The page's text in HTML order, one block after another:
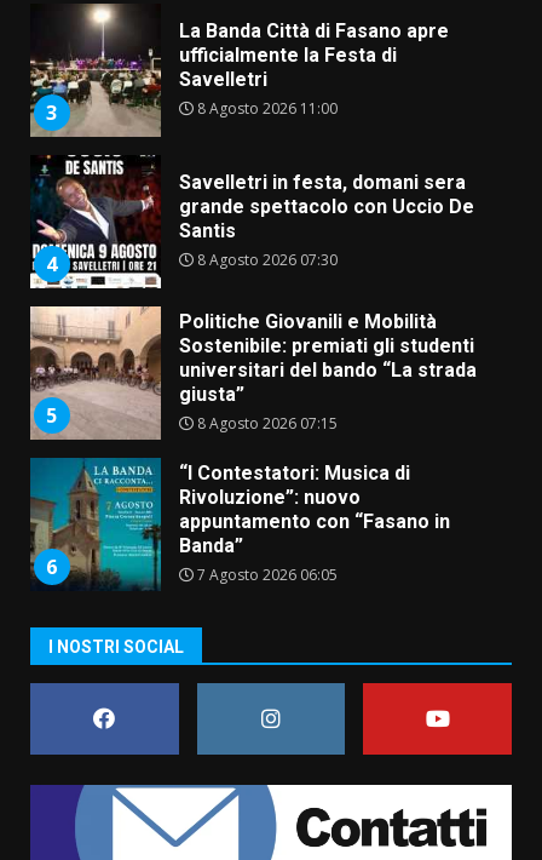
3
La Banda Città di Fasano apre
ufficialmente la Festa di
Savelletri
8 Agosto 2026 11:00
4
Savelletri in festa, domani sera
grande spettacolo con Uccio De
Santis
8 Agosto 2026 07:30
5
Politiche Giovanili e Mobilità
Sostenibile: premiati gli studenti
universitari del bando “La strada
giusta”
8 Agosto 2026 07:15
6
“I Contestatori: Musica di
Rivoluzione”: nuovo
appuntamento con “Fasano in
Banda”
7 Agosto 2026 06:05
amarezza per esclusione dal
campionato di calcio”
7 Agosto 2026 06:00
Grande successo per la “Sagra
del Pesce Spada” a Savelletri
9 Agosto 2026 07:32
I NOSTRI SOCIAL